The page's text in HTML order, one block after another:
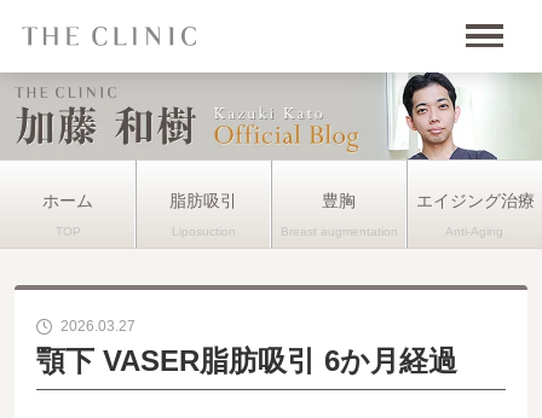
ホーム 脂肪吸引 豊胸 エイジング治療
2026.03.27
顎下 VASER脂肪吸引 6か月経過